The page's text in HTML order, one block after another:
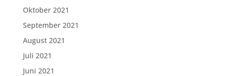
Oktober 2021
September 2021
August 2021
Juli 2021
Juni 2021